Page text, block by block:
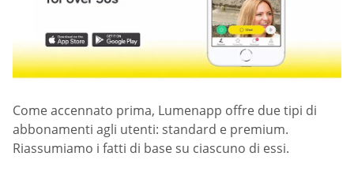
Come accennato prima, Lumenapp offre due tipi di
abbonamenti agli utenti: standard e premium.
Riassumiamo i fatti di base su ciascuno di essi.